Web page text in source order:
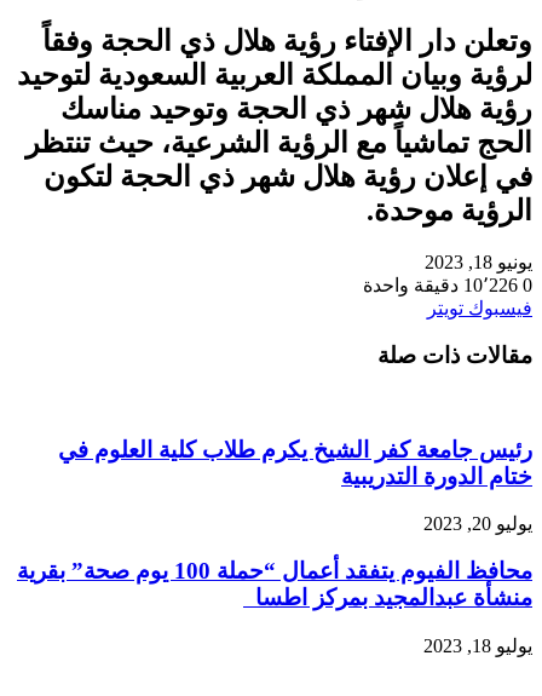
وتعلن دار الإفتاء رؤية هلال ذي الحجة وفقاً
لرؤية وبيان المملكة العربية السعودية لتوحيد
رؤية هلال شهر ذي الحجة وتوحيد مناسك
الحج تماشياً مع الرؤية الشرعية، حيث تنتظر
في إعلان رؤية هلال شهر ذي الحجة لتكون
الرؤية موحدة.
يونيو 18, 2023
0
دقيقة واحدة
فيسبوك تويتر
البريد
مقالات ذات صلة
رئيس جامعة كفر الشيخ يكرم طلاب كلية العلوم في
ختام الدورة التدريبية
يوليو 20, 2023
محافظ الفيوم يتفقد أعمال “حملة 100 يوم صحة” بقرية
منشأة عبدالمجيد بمركز اطسا
يوليو 18, 2023